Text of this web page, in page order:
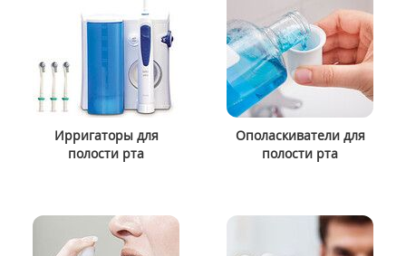
Ирригаторы для
полости рта
Ополаскиватели для
полости рта